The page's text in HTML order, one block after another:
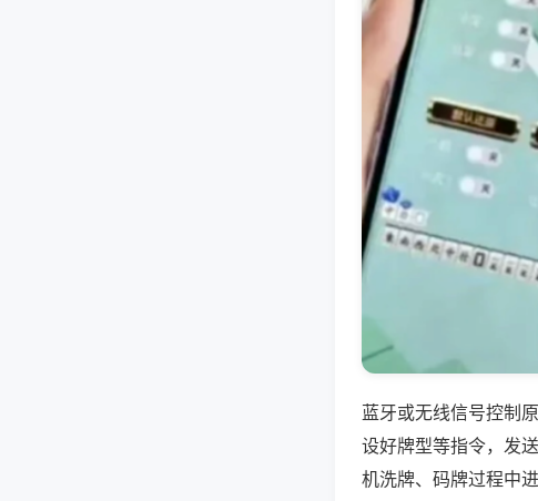
蓝牙或无线信号控制
设好牌型等指令，发
机洗牌、码牌过程中